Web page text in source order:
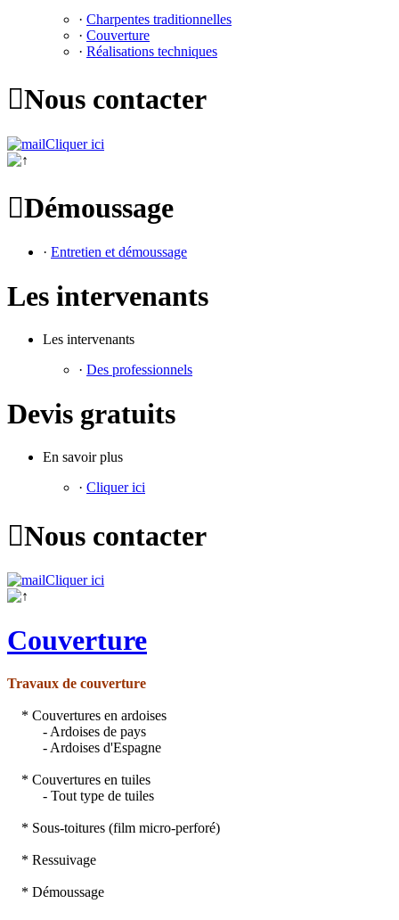
· Charpentes traditionnelles
· Couverture
· Réalisations techniques
Nous contacter
Cliquer ici
Démoussage
· Entretien et démoussage
Les intervenants
Les intervenants
· Des professionnels
Devis gratuits
En savoir plus
· Cliquer ici
Nous contacter
Cliquer ici
Couverture
Travaux de couverture
* Couvertures en ardoises
- Ardoises de pays
- Ardoises d'Espagne
* Couvertures en tuiles
- Tout type de tuiles
* Sous-toitures (film micro-perforé)
* Ressuivage
* Démoussage